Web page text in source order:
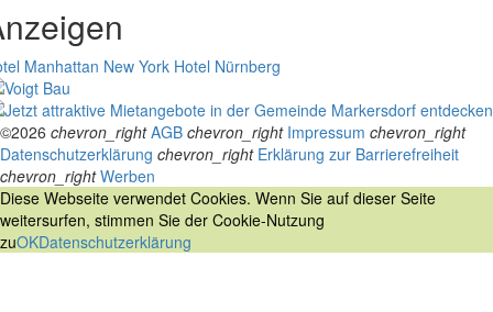
Manhattan New York Hotel Nürnberg
©2026 chevron_right AGB chevron_right Impressum chevron_right
Datenschutzerklärung chevron_right Erklärung zur Barrierefreiheit
chevron_right Werben
Diese Webseite verwendet Cookies. Wenn Sie auf dieser Seite
weitersurfen, stimmen Sie der Cookie-Nutzung
zuOKDatenschutzerklärung